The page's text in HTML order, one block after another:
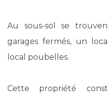
Au sous-sol se
garages fermés, un
local poubelles.
Cette propriété